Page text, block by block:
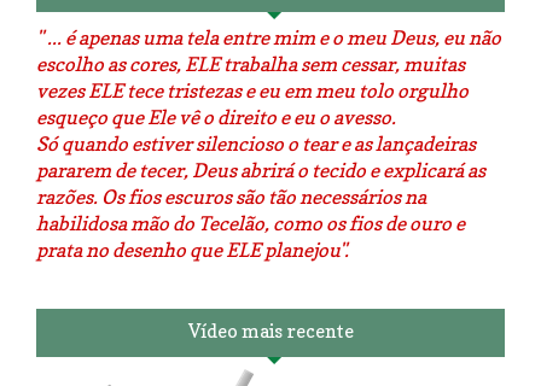
" ... é apenas uma tela entre mim e o meu Deus, eu não
escolho as cores, ELE trabalha sem cessar, muitas
vezes ELE tece tristezas e eu em meu tolo orgulho
esqueço que Ele vê o direito e eu o avesso.
Só quando estiver silencioso o tear e as lançadeiras
pararem de tecer, Deus abrirá o tecido e explicará as
razões. Os fios escuros são tão necessários na
habilidosa mão do Tecelão, como os fios de ouro e
prata no desenho que ELE planejou".
Vídeo mais recente